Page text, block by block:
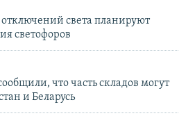
отключений света планируют
светофоров
что часть складов могут
и Беларусь